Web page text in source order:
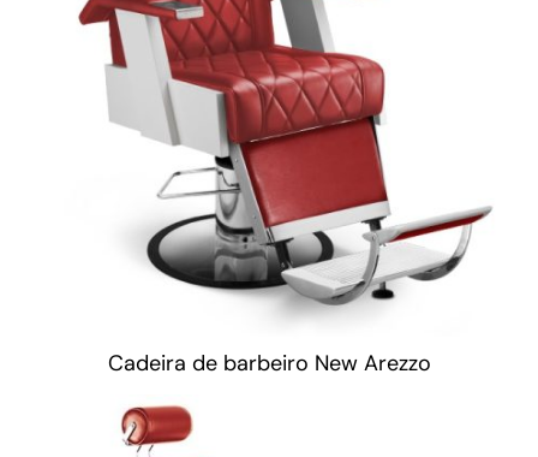
Cadeira de barbeiro New Arezzo